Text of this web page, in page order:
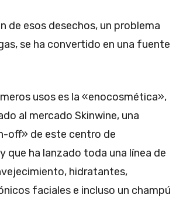
de esos desechos, un problema
se ha convertido en una fuente
usos es la «enocosmética»,
al mercado Skinwine, una
off» de este centro de
que ha lanzado toda una línea de
hidratantes,
faciales e incluso un champú